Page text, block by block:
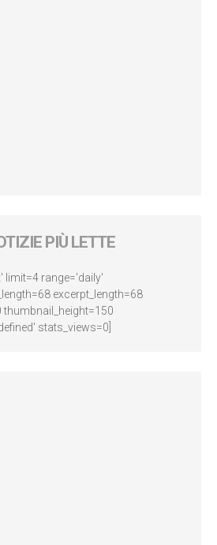
PIÙ LETTE
limit=4 range='daily'
excerpt_length=68
stats_views=0]